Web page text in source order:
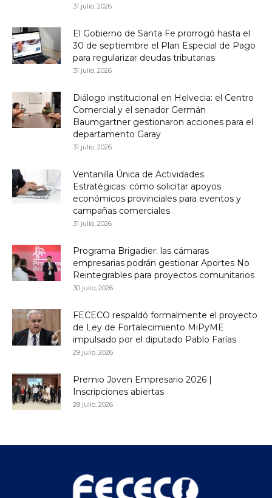
31 julio, 2026
El Gobierno de Santa Fe prorrogó hasta el
30 de septiembre el Plan Especial de Pago
para regularizar deudas tributarias
31 julio, 2026
Diálogo institucional en Helvecia: el Centro
Comercial y el senador Germán
Baumgartner gestionaron acciones para el
departamento Garay
31 julio, 2026
Ventanilla Única de Actividades
Estratégicas: cómo solicitar apoyos
económicos provinciales para eventos y
campañas comerciales
31 julio, 2026
Programa Brigadier: las cámaras
empresarias podrán gestionar Aportes No
Reintegrables para proyectos comunitarios
30 julio, 2026
FECECO respaldó formalmente el proyecto
de Ley de Fortalecimiento MiPyME
impulsado por el diputado Pablo Farías
29 julio, 2026
Premio Joven Empresario 2026 |
Inscripciones abiertas
28 julio, 2026